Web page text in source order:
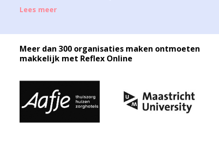
Lees meer
Meer dan 300 organisaties maken ontmoeten
makkelijk met Reflex Online